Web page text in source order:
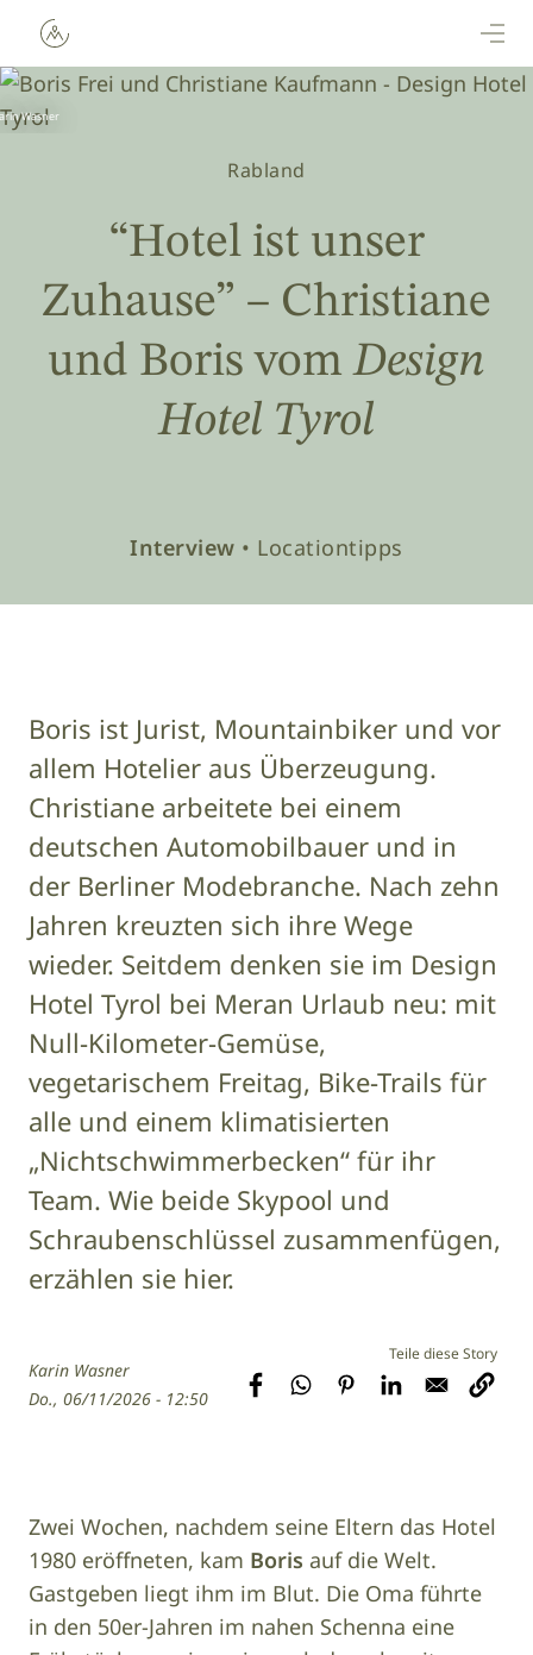
Wasner
Rabland
“Hotel ist unser
Zuhause” – Christiane
und Boris vomDesign
Hotel Tyrol
Interview • Locationtipps
Boris ist Jurist, Mountainbiker und vor
allem Hotelier aus Überzeugung.
Christiane arbeitete bei einem
deutschen Automobilbauer und in
der Berliner Modebranche. Nach zehn
Jahren kreuzten sich ihre Wege
wieder. Seitdem denken sie im Design
Hotel Tyrol bei Meran Urlaub neu: mit
Null-Kilometer-Gemüse,
vegetarischem Freitag, Bike-Trails für
alle und einem klimatisierten
„Nichtschwimmerbecken“ für ihr
Team. Wie beide Skypool und
Schraubenschlüssel zusammenfügen,
erzählen sie hier.
Karin Wasner
Do., 06/11/2026 - 12:50
Zwei Wochen, nachdem seine Eltern das Hotel
1980 eröffneten, kam Boris auf die Welt.
Gastgeben liegt ihm im Blut. Die Oma führte
in den 50er-Jahren im nahen Schenna eine